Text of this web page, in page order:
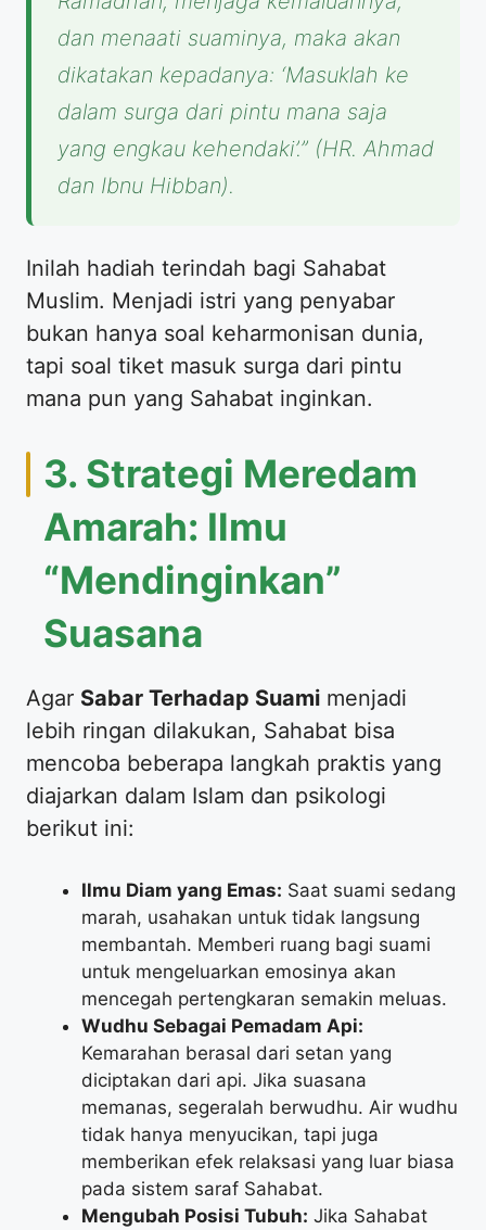
dan menaati suaminya, maka akan
dikatakan kepadanya: ‘Masuklah ke
dalam surga dari pintu mana saja
yang engkau kehendaki’.” (HR. Ahmad
dan Ibnu Hibban).
​Inilah hadiah terindah bagi Sahabat
Muslim. Menjadi istri yang penyabar
bukan hanya soal keharmonisan dunia,
tapi soal tiket masuk surga dari pintu
mana pun yang Sahabat inginkan.
​3. Strategi Meredam
Amarah: Ilmu
“Mendinginkan”
Suasana
​Agar Sabar Terhadap Suami menjadi
lebih ringan dilakukan, Sahabat bisa
mencoba beberapa langkah praktis yang
diajarkan dalam Islam dan psikologi
berikut ini:
Ilmu Diam yang Emas: Saat suami sedang
marah, usahakan untuk tidak langsung
membantah. Memberi ruang bagi suami
untuk mengeluarkan emosinya akan
mencegah pertengkaran semakin meluas.
Wudhu Sebagai Pemadam Api:
Kemarahan berasal dari setan yang
diciptakan dari api. Jika suasana
memanas, segeralah berwudhu. Air wudhu
tidak hanya menyucikan, tapi juga
memberikan efek relaksasi yang luar biasa
pada sistem saraf Sahabat.
Mengubah Posisi Tubuh: Jika Sahabat